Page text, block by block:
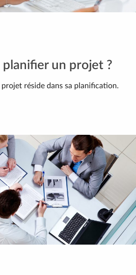
un projet ?
projet réside dans sa planification.